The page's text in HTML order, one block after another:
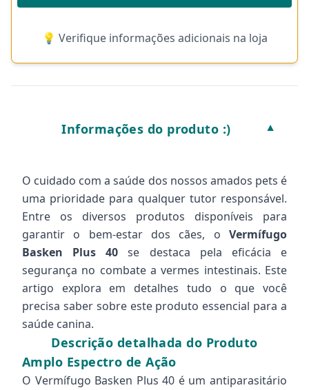
💡 Verifique informações adicionais na loja
Informações do produto :) ▼
O cuidado com a saúde dos nossos amados pets é
uma prioridade para qualquer tutor responsável.
Entre os diversos produtos disponíveis para
garantir o bem-estar dos cães, o Vermífugo
Basken Plus 40 se destaca pela eficácia e
segurança no combate a vermes intestinais. Este
artigo explora em detalhes tudo o que você
precisa saber sobre este produto essencial para a
saúde canina.
Descrição detalhada do Produto
Amplo Espectro de Ação
O Vermífugo Basken Plus 40 é um antiparasitário